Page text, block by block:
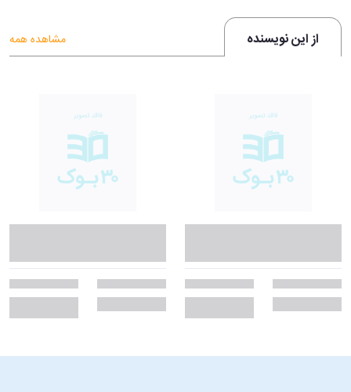
از این نویسنده مشاهده همه